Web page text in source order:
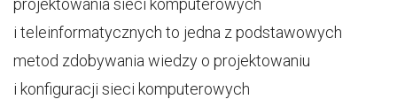
projektowania sieci komputerowych
i teleinformatycznych to jedna z podstawowych
metod zdobywania wiedzy o projektowaniu
i konfiguracji sieci komputerowych